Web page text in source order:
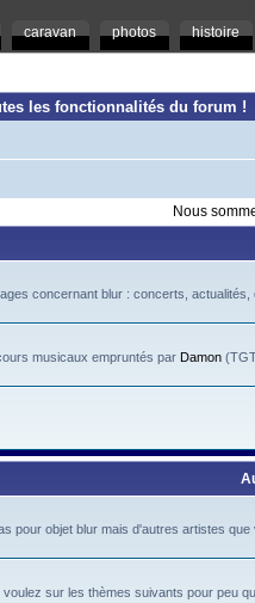
caravan photos histoire
les fonctionnalités du forum !
Nous
concernant blur : concerts,
musicaux empruntés par Damon
pour objet blur mais d'autres artistes
sur les thèmes suivants pour peu